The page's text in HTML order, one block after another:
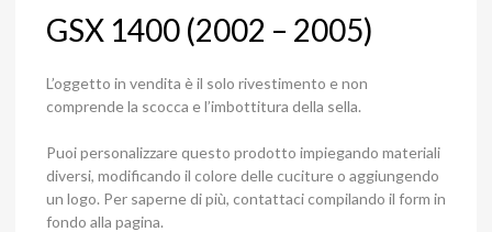
GSX 1400 (2002 – 2005)
L’oggetto in vendita è il solo rivestimento e non
comprende la scocca e l’imbottitura della sella.
Puoi personalizzare questo prodotto impiegando materiali
diversi, modificando il colore delle cuciture o aggiungendo
un logo. Per saperne di più, contattaci compilando il form in
fondo alla pagina.